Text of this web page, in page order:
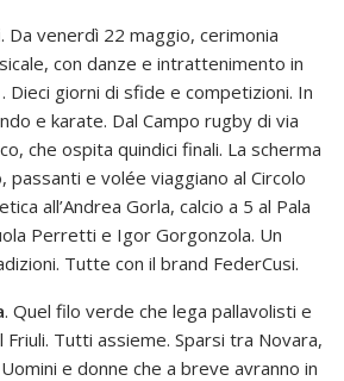
. Da venerdì 22 maggio, cerimonia
con danze e intrattenimento in
Dieci giorni di sfide e competizioni. In
e karate. Dal Campo rugby di via
che ospita quindici finali. La scherma
passanti e volée viaggiano al Circolo
all’Andrea Gorla, calcio a 5 al Pala
Perretti e Igor Gorgonzola. Un
Tutte con il brand FederCusi.
. Quel filo verde che lega pallavolisti e
Friuli. Tutti assieme. Sparsi tra Novara,
e donne che a breve avranno in